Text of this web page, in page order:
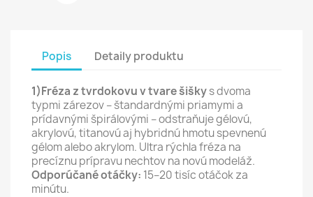
Popis Detaily produktu
1)Fréza z tvrdokovu v tvare šiškys dvoma
typmi zárezov – štandardnými priamymi a
prídavnými špirálovými – odstraňuje gélovú,
akrylovú, titanovú aj hybridnú hmotu spevnenú
gélom alebo akrylom. Ultra rýchla fréza na
precíznu prípravu nechtov na novú modeláž.
Odporúčané otáčky: 15–20 tisíc otáčok za
minútu.